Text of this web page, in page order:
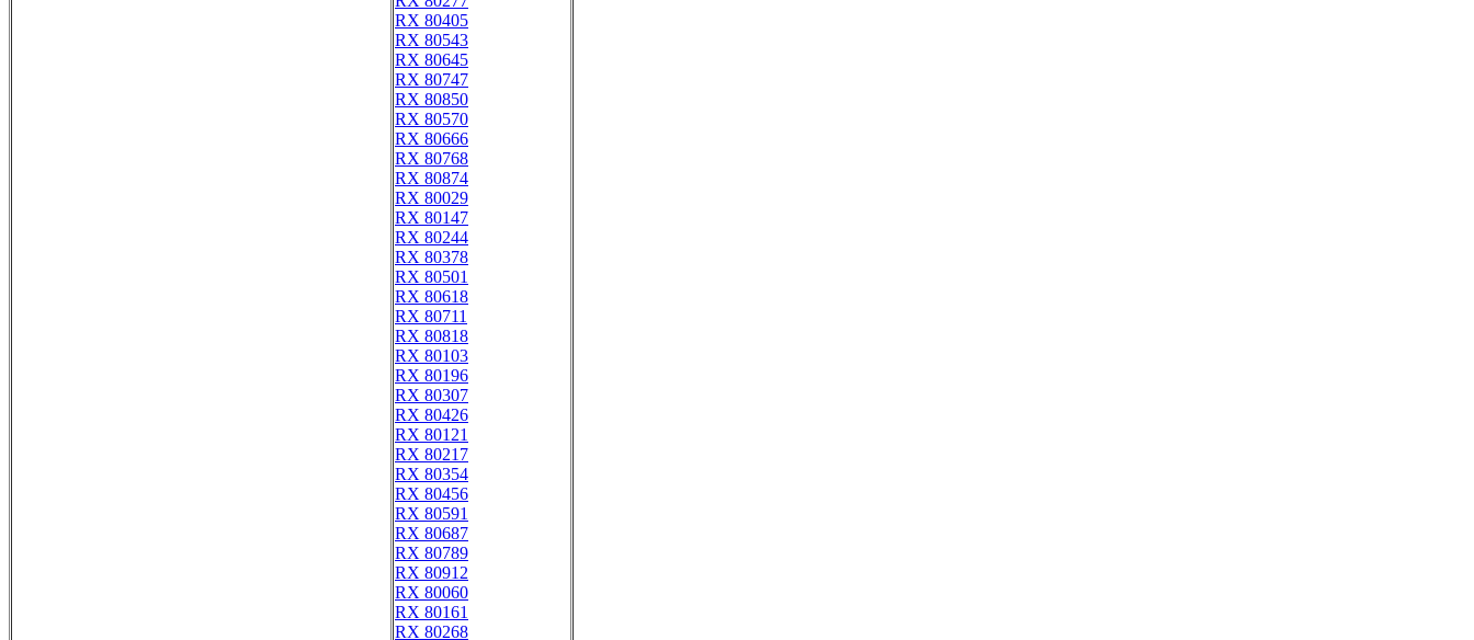
RX 80405
RX 80543
RX 80645
RX 80747
RX 80850
RX 80570
RX 80666
RX 80768
RX 80874
RX 80029
RX 80147
RX 80244
RX 80378
RX 80501
RX 80618
RX 80711
RX 80818
RX 80103
RX 80196
RX 80307
RX 80426
RX 80121
RX 80217
RX 80354
RX 80456
RX 80591
RX 80687
RX 80789
RX 80912
RX 80060
RX 80161
RX 80268